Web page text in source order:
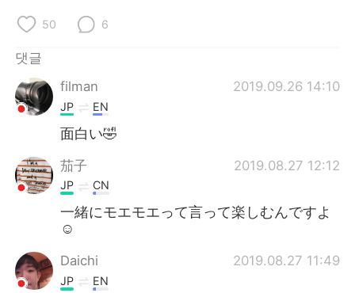
Deutsch
Русский
Indonesia
Tiếng Việt
50 6
댓글
filman
2019.09.26 14:10
JP EN
面白い🤣
茄子 2019.08.27 12:12
JP CN
一緒にモエモエって言って楽しむんですよ
☺
Daichi 2019.08.27 11:49
JP EN